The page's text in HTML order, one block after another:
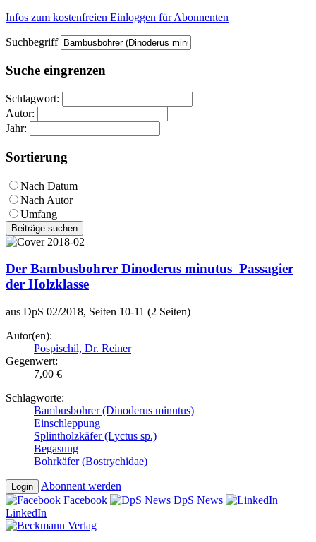
Infos zum kostenfreien Einloggen für Abonnenten
Suchbegriff
Suche eingrenzen
Schlagwort:
Autor:
Jahr:
Sortierung
Nach Datum
Nach Autor
Umfang
Beiträge suchen
Der Bambusbohrer Dinoderus minutus_Passagier
der Holzklasse
aus DpS 02/2018, Seiten 10-11 (2 Seiten)
Autor(en):
Pospischil, Dr. Reiner
Gegenwert:
7,00 €
Schlagworte:
Bambusbohrer (Dinoderus minutus)
Einschleppung
Splintholzkäfer (Lyctus sp.)
Begasung
Bohrkäfer (Bostrychidae)
Login
Abonnent werden
Facebook
DpS News
LinkedIn